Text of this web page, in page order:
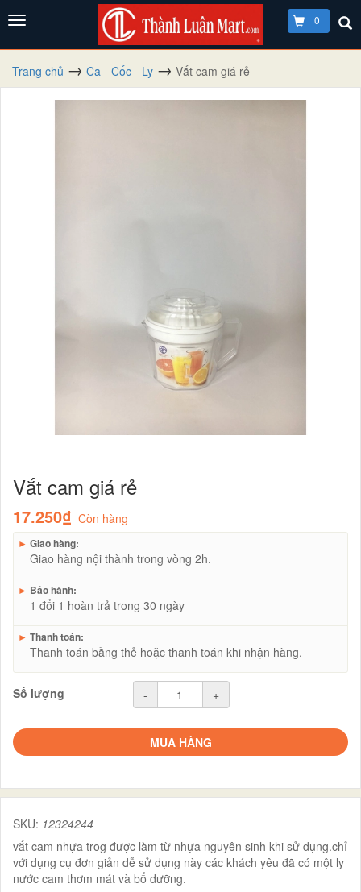
0
Trang chủ Ca - Cốc - Ly Vắt cam giá rẻ
Vắt cam giá rẻ
17.250₫ Còn hàng
► Giao hàng:
Giao hàng nội thành trong vòng 2h.
► Bảo hành:
1 đổi 1 hoàn trả trong 30 ngày
► Thanh toán:
Thanh toán bằng thẻ hoặc thanh toán khi nhận hàng.
Số lượng - +
MUA HÀNG
SKU: 12324244
vắt cam nhựa trog được làm từ nhựa nguyên sinh khi sử dụng.chỉ
với dụng cụ đơn giản dễ sử dụng này các khách yêu đã có một ly
nước cam thơm mát và bổ dưỡng.